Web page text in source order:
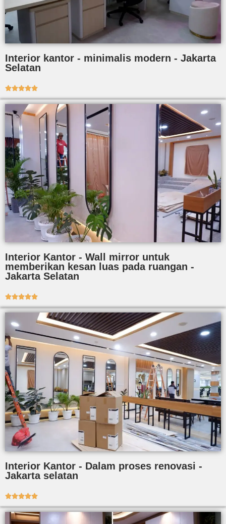
Interior kantor - minimalis modern - Jakarta
Selatan

Interior Kantor - Wall mirror untuk
memberikan kesan luas pada ruangan -
Jakarta Selatan

Interior Kantor - Dalam proses renovasi -
Jakarta selatan
